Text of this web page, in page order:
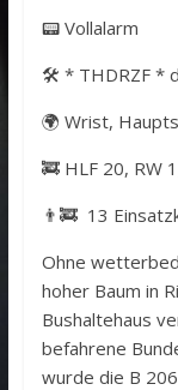
📟 Vollalarm
🛠️ * THDRZF *
🌍 Wrist,
🚒 HLF 20, RW
👨‍🚒 13
Ohne
hoher Baum in
Bushaltehaus
befahrene
wurde die B